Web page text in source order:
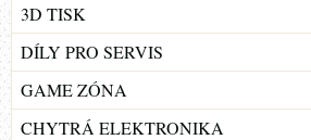
3D TISK
DÍLY PRO SERVIS
GAME ZÓNA
CHYTRÁ ELEKTRONIKA